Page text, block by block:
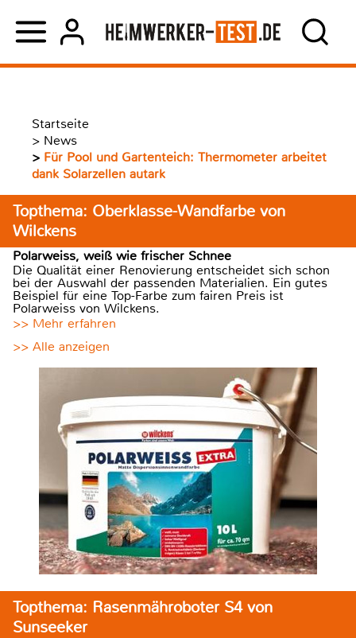
Startseite
> News
> Für Pool und Gartenteich: Thermometer arbeitet
dank Solarzellen autark
Topthema: Oberklasse-Wandfarbe von
Wilckens
Polarweiss, weiß wie frischer Schnee
Die Qualität einer Renovierung entscheidet sich schon
bei der Auswahl der passenden Materialien. Ein gutes
Beispiel für eine Top-Farbe zum fairen Preis ist
Polarweiss von Wilckens.
>> Mehr erfahren
>> Alle anzeigen
Topthema: Rasenmähroboter S4 von
Sunseeker